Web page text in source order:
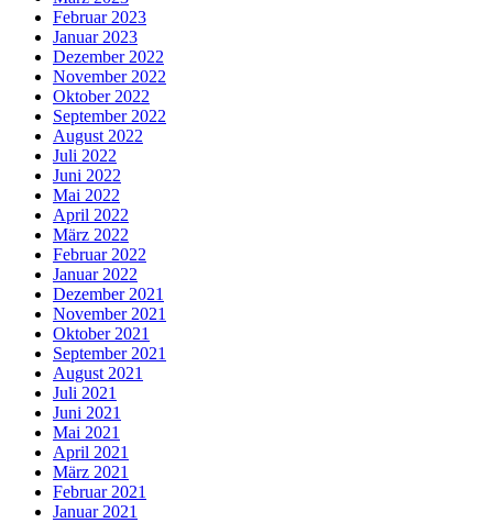
Februar 2023
Januar 2023
Dezember 2022
November 2022
Oktober 2022
September 2022
August 2022
Juli 2022
Juni 2022
Mai 2022
April 2022
März 2022
Februar 2022
Januar 2022
Dezember 2021
November 2021
Oktober 2021
September 2021
August 2021
Juli 2021
Juni 2021
Mai 2021
April 2021
März 2021
Februar 2021
Januar 2021